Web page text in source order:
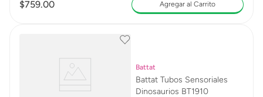
$759.00 Agregar al Carrito
Battat
Battat Tubos Sensoriales
Dinosaurios BT1910